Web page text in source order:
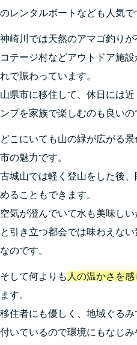
のレンタルボートなども人気で
神崎川では天然のアマゴ釣り
コテージ村などアウトドア施
れで賑わっています。
山県市に移住して、休日には
ンプを家族で楽しむのも良いの
どこにいても山の緑が広がる
市の魅力です。
古城山では軽く登山をした後
めることもできます。
空気が澄んでいて水も美味し
と引き立つ都会では味わえな
なのです。
そして何よりも 人の温かさを
ます。
移住者にも優しく、地域ぐる
付いているので環境にもなじ